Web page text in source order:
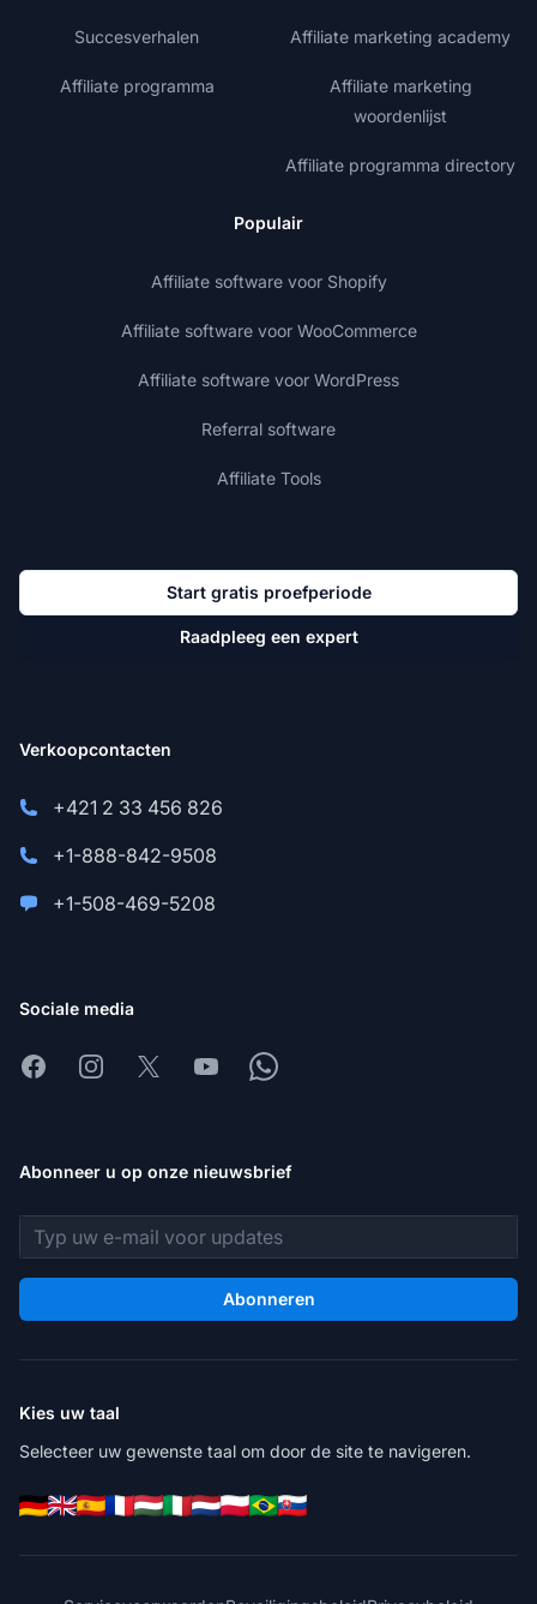
Succesverhalen
Affiliate programma
Affiliate marketing academy
Affiliate marketing
woordenlijst
Affiliate programma directory
Populair
Affiliate software voor Shopify
Affiliate software voor WooCommerce
Affiliate software voor WordPress
Referral software
Affiliate Tools
Start gratis proefperiode
Raadpleeg een expert
Verkoopcontacten
+421 2 33 456 826
+1-888-842-9508
+1-508-469-5208
Sociale media
FacebookInstagram
X YoutubeWhatsapp
Abonneer u op onze nieuwsbrief
E-mailadres
Abonneren
Kies uw taal
Selecteer uw gewenste taal om door de site te navigeren.